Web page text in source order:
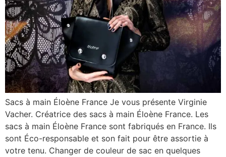
Sacs à main Éloène France Je vous présente Virginie
Vacher. Créatrice des sacs à main Éloène France. Les
sacs à main Éloène France sont fabriqués en France. Ils
sont Éco-responsable et son fait pour être assortie à
votre tenu. Changer de couleur de sac en quelques